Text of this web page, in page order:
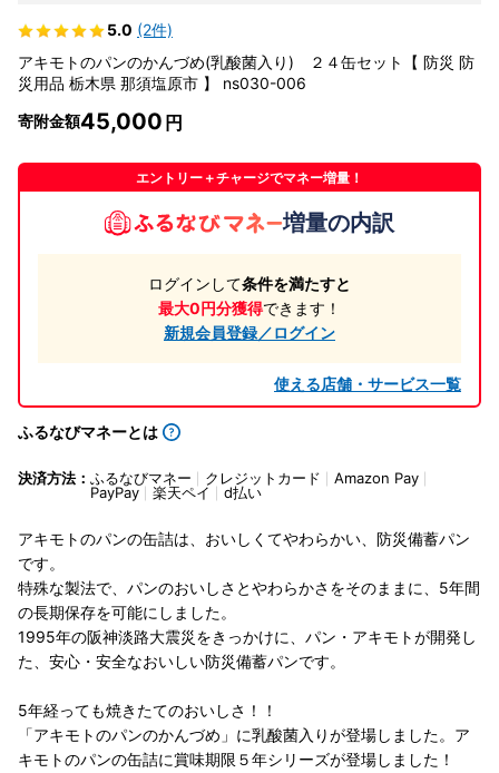
5.0 (2件)
アキモトのパンのかんづめ(乳酸菌入り) ２４缶セット【 防災 防
災用品 栃木県 那須塩原市 】 ns030-006
寄附金額45,000
エントリー＋チャージでマネー増量！
増量の内訳
ログインして条件を満たすと
最大0円分獲得できます！
新規会員登録／ログイン
使える店舗・サービス一覧
ふるなびマネーとは
決済方法： ふるなびマネー クレジットカード
Amazon Pay
PayPay
楽天ペイ d払い
アキモトのパンの缶詰は、おいしくてやわらかい、防災備蓄パン
です。
特殊な製法で、パンのおいしさとやわらかさをそのままに、5年間
の長期保存を可能にしました。
1995年の阪神淡路大震災をきっかけに、パン・アキモトが開発し
た、安心・安全なおいしい防災備蓄パンです。
5年経っても焼きたてのおいしさ！！
「アキモトのパンのかんづめ」に乳酸菌入りが登場しました。ア
キモトのパンの缶詰に賞味期限５年シリーズが登場しました！